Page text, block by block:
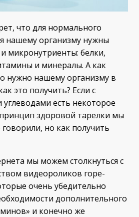
что для нормального
нашему организму нужны
микронутриенты: белки,
и минералы. А как
нужно нашему организму в
это получить? Если с
есть некоторое
здоровой тарелки мы
но как получить
мы можем столкнуться с
видеороликов горе-
очень убедительно
дополнительного
и конечно же